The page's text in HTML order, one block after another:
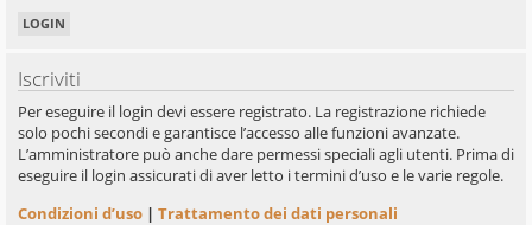
Iscriviti
Per eseguire il login devi essere registrato. La registrazione richiede
solo pochi secondi e garantisce l’accesso alle funzioni avanzate.
L’amministratore può anche dare permessi speciali agli utenti. Prima di
eseguire il login assicurati di aver letto i termini d’uso e le varie regole.
Condizioni d’uso | Trattamento dei dati personali